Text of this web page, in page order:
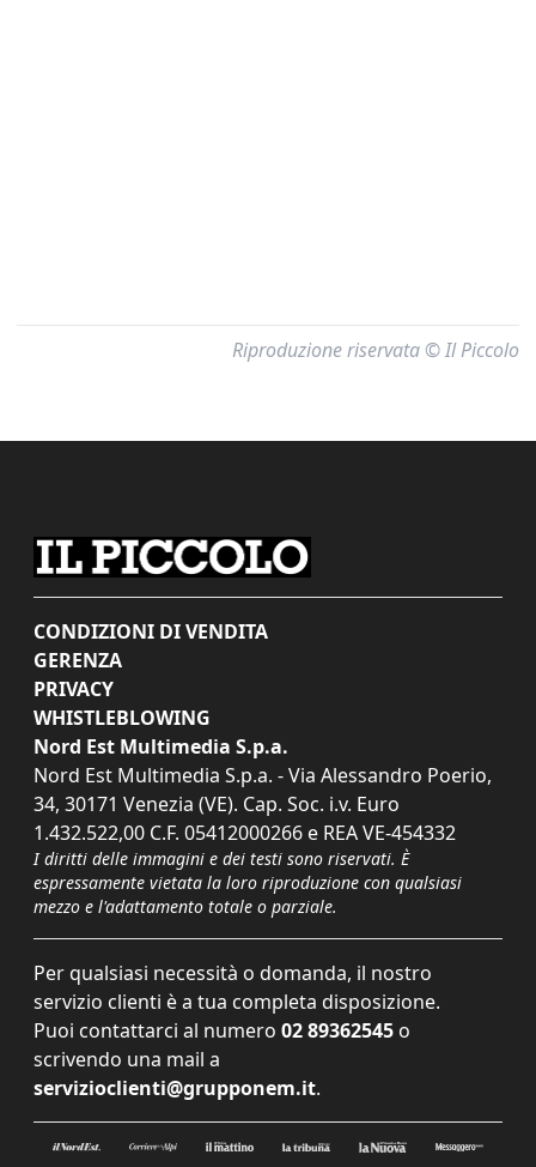
Riproduzione riservata © Il Piccolo
CONDIZIONI DI VENDITA
GERENZA
PRIVACY
WHISTLEBLOWING
Nord Est Multimedia S.p.a.
Nord Est Multimedia S.p.a. - Via Alessandro Poerio,
34, 30171 Venezia (VE). Cap. Soc. i.v. Euro
1.432.522,00 C.F. 05412000266 e REA VE-454332
I diritti delle immagini e dei testi sono riservati. È
espressamente vietata la loro riproduzione con qualsiasi
mezzo e l'adattamento totale o parziale.
Per qualsiasi necessità o domanda, il nostro
servizio clienti è a tua completa disposizione.
Puoi contattarci al numero 02 89362545 o
scrivendo una mail a
servizioclienti@grupponem.it.